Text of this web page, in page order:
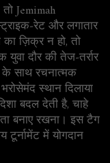
तोJemimah
और लगातार
का ज़िक्र न हो, तो
दौर की तेज‑तर्रार
साथ रचनात्मक
स्थान दिलाया
बदल देती है, चाहे
बनाए रखना। इस टैग
टूर्नामेंट में योगदान